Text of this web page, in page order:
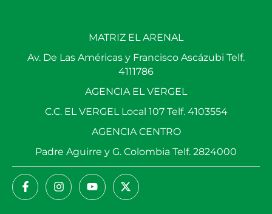
MATRIZ EL ARENAL
Av. De Las Américas y Francisco Ascázubi Telf.
4111786
AGENCIA EL VERGEL
C.C. EL VERGEL Local 107 Telf. 4103554
AGENCIA CENTRO
Padre Aguirre y G. Colombia Telf. 2824000